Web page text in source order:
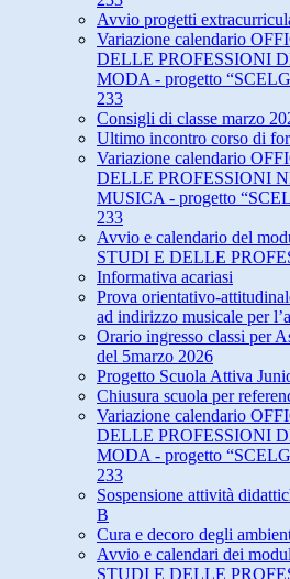
Avvio progetti
Variazione calendario
DELLE PROFESSIONI
MODA - progetto
233
Consigli di classe marzo
Ultimo incontro corso di
Variazione calendario
DELLE PROFESSIONI
MUSICA - progetto
233
Avvio e calendario del
STUDI E DELLE
Informativa acariasi
Prova orientativo-
ad indirizzo musicale per
Orario ingresso classi per
del 5marzo 2026
Progetto Scuola Attiva
Chiusura scuola per
Variazione calendario
DELLE PROFESSIONI
MODA - progetto
233
Sospensione attività
B
Cura e decoro degli
Avvio e calendari dei
STUDI E DELLE